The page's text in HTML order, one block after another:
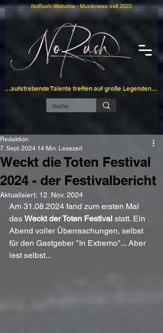
…aufstrebende Talente treffen auf große Legenden…
NoRush-Webzine - Musiknews seit 2022
Weckt die Toten Festival
2024 - der Festivalbericht
Redaktion
7. Sept. 2024 14 Min. Lesezeit
Aktualisiert: 12. Nov. 2024
Am 31.08.2024 fand zum ersten Mal
das Weckt der Toten Festival statt. Ein
Abend voller Überraschungen, selbst
für den Gastgeber "In Extremo"... Aber
lest selbst...